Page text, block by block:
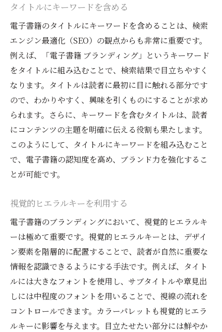
タイトルにキーワードを含める
電子書籍のタイトルにキーワードを含めることは、検索
エンジン最適化（SEO）の観点からも非常に重要です。
例えば、「電子書籍 ブランディング」というキーワード
をタイトルに組み込むことで、検索結果で目立ちやすく
なります。タイトルは読者に最初に目に触れる部分です
ので、わかりやすく、興味を引くものにすることが求め
られます。さらに、キーワードを含むタイトルは、読者
にコンテンツの主題を明確に伝える役割も果たします。
このようにして、タイトルにキーワードを組み込むこと
で、電子書籍の認知度を高め、ブランド力を強化するこ
とが可能です。
視覚的ヒエラルキーを利用する
電子書籍のブランディングにおいて、視覚的ヒエラルキ
ーは極めて重要です。視覚的ヒエラルキーとは、デザイ
ン要素を階層的に配置することで、読者が自然に重要な
情報を認識できるようにする手法です。例えば、タイト
ルには大きなフォントを使用し、サブタイトルや章見出
しには中程度のフォントを用いることで、視線の流れを
コントロールできます。カラーパレットも視覚的ヒエラ
ルキーに影響を与えます。目立たせたい部分には鮮やか